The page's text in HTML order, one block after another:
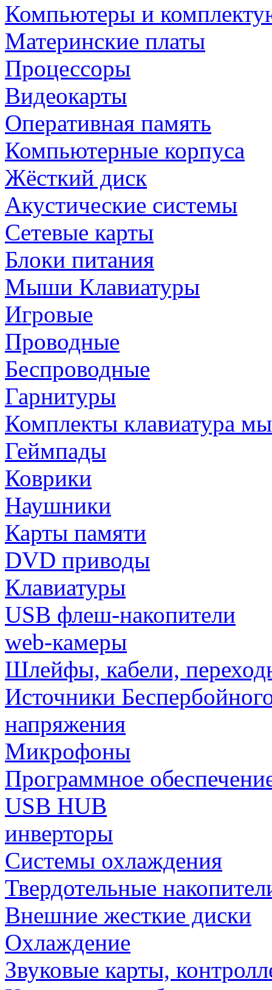
Компьютеры и
Материнские платы
Процессоры
Видеокарты
Оперативная память
Компьютерные корпуса
Жёсткий диск
Акустические системы
Сетевые карты
Блоки питания
Мыши Клавиатуры
Игровые
Проводные
Беспроводные
Гарнитуры
Комплекты клавиатура
Геймпады
Коврики
Наушники
Карты памяти
DVD приводы
Клавиатуры
USB флеш-накопители
web-камеры
Шлейфы, кабели,
Источники
напряжения
Микрофоны
Программное
USB HUB
инверторы
Системы охлаждения
Твердотельные
Внешние жесткие диски
Охлаждение
Звуковые карты,